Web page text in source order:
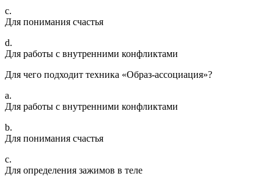
c.
Для понимания счастья
d.
Для работы с внутренними конфликтами
Для чего подходит техника «Образ-ассоциация»?
a.
Для работы с внутренними конфликтами
b.
Для понимания счастья
c.
Для определения зажимов в теле